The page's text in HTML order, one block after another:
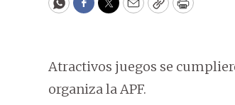
WhatsApp
Facebook
Twitter
EmailCopyPrint
Atractivos juegos se
organiza la APF.